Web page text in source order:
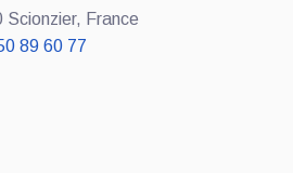
Scionzier, France
89 60 77